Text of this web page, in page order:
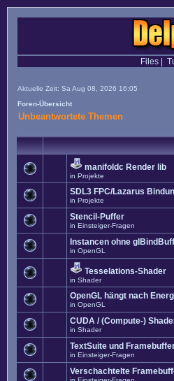
Files|
Aktuelle Zeit: Sa Aug 08, 2026 16:05
Foren-Übersicht
Unbeantwortete Themen
manifoldc Render lib
in Projekte
SDL3 FPC/Lazarus
in Projekte
Stencil-Puffer
in Einsteiger-Fragen
Instancen ohne
in OpenGL
Tesselations-Shader
in Shader
OpenGL hängt nach
in OpenGL
CUDA / (Compute-)
in Shader
TextSuite und
in Einsteiger-Fragen
Verschachtelte